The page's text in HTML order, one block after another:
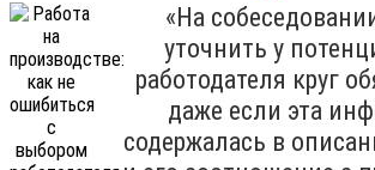
«На
уточнить у
работодателя круг
даже если эта
содержалась в